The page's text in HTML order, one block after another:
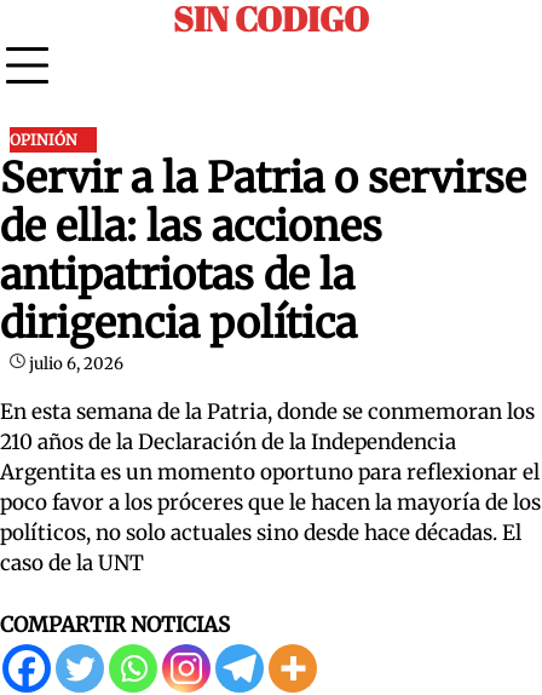
to
content
SIN CODIGO
OPINIÓN
Servir a la Patria o servirse
de ella: las acciones
antipatriotas de la
dirigencia política
julio 6, 2026
En esta semana de la Patria, donde se conmemoran los
210 años de la Declaración de la Independencia
Argentita es un momento oportuno para reflexionar el
poco favor a los próceres que le hacen la mayoría de los
políticos, no solo actuales sino desde hace décadas. El
caso de la UNT
COMPARTIR NOTICIAS